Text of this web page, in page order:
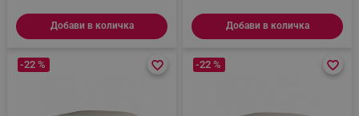
Добави в количка Добави в количка
-22 % favorite_border
favorite_border -22 % favorite_border
favorite_border